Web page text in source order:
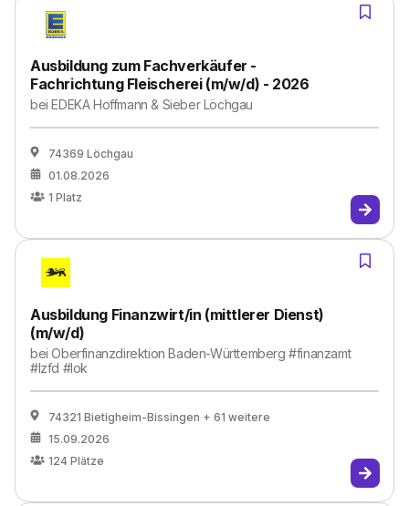
Ausbildung zum Fachverkäufer -
Fachrichtung Fleischerei (m/w/d) - 2026
beiEDEKA Hoffmann & Sieber Löchgau
74369 Löchgau
01.08.2026
1 Platz
Ausbildung Finanzwirt/in (mittlerer Dienst)
(m/w/d)
beiOberfinanzdirektion Baden-Württemberg #finanzamt
#lzfd #lok
74321 Bietigheim-Bissingen + 61 weitere
15.09.2026
124 Plätze